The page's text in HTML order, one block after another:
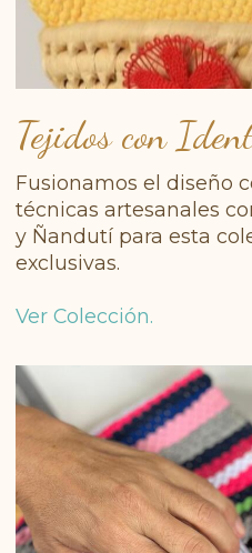
Tejidos con
Fusionamos el diseño
técnicas artesanales
y Ñandutí para esta
exclusivas.
Ver Colección.